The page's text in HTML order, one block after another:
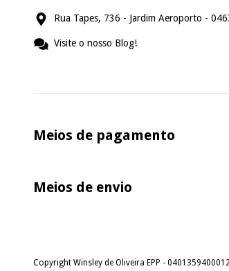
Rua Tapes, 736 - Jardim Aeroporto -
Visite o nosso Blog!
Meios de pagamento
Meios de envio
Copyright Winsley de Oliveira EPP -